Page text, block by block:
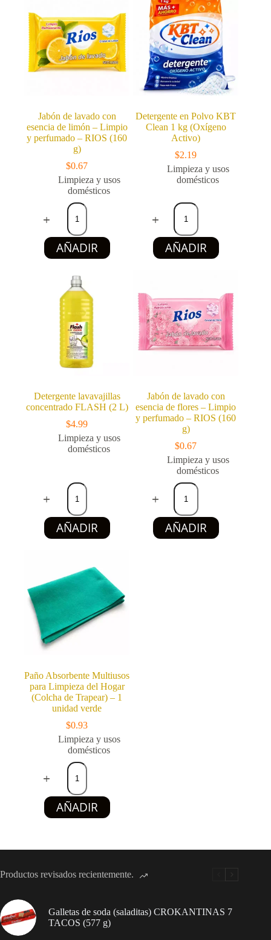
Jabón de lavado con
esencia de limón – Limpio
y perfumado – RIOS (160
g)
$0.67
Limpieza y usos
domésticos
Jabón
lavado
con
esencia
de
Limpio
perfumado
-
RIOS
(160
g)
cantidad
AÑADIR
Detergente en Polvo KBT
Clean 1 kg (Oxígeno
Activo)
$2.19
Limpieza y usos
domésticos
Detergente
Polvo
KBT
Clean
1
cantidad
AÑADIR
Detergente lavavajillas
concentrado FLASH (2 L)
$4.99
Limpieza y usos
domésticos
Detergente
lavavajillas
concentrado
FLASH
(2
L)
AÑADIR
Jabón de lavado con
esencia de flores – Limpio
y perfumado – RIOS (160
g)
$0.67
Limpieza y usos
domésticos
Jabón
lavado
con
esencia
de
AÑADIR
Paño Absorbente Multiusos
para Limpieza del Hogar
(Colcha de Trapear) – 1
unidad verde
$0.93
Limpieza y usos
domésticos
Paño
Absorbente
Multiusos
para
Limpieza
del
de
–
1
cantidad
AÑADIR
Productos revisados recientemente.
Galletas de soda (saladitas) CROKANTINAS 7
TACOS (577 g)